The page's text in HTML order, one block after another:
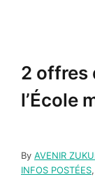
2 offres
l’École
By AVENIR
INFOS POSTÉES,